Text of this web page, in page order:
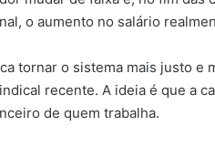
o aumento no salário
tornar o sistema mais justo e
recente. A ideia é que a
de quem trabalha.